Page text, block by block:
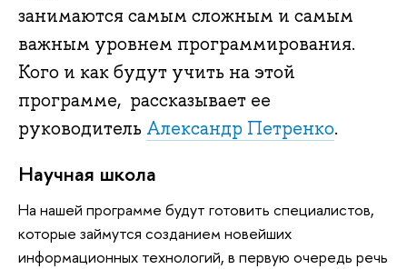
занимаются самым сложным и самым
важным уровнем программирования.
Кого и как будут учить на этой
программе, рассказывает ее
руководитель Александр Петренко.
Научная школа
На нашей программе будут готовить специалистов,
которые займутся созданием новейших
информационных технологий, в первую очередь речь